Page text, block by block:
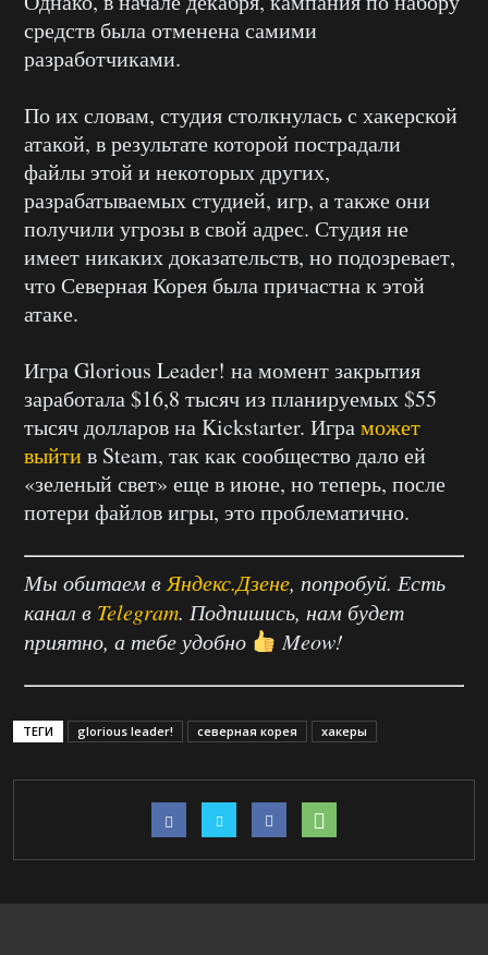
средств была отменена самими
разработчиками.
По их словам, студия столкнулась с хакерской
атакой, в результате которой пострадали
файлы этой и некоторых других,
разрабатываемых студией, игр, а также они
получили угрозы в свой адрес. Студия не
имеет никаких доказательств, но подозревает,
что Северная Корея была причастна к этой
атаке.
Игра Glorious Leader! на момент закрытия
заработала $16,8 тысяч из планируемых $55
тысяч долларов на Kickstarter. Играможет
выйтив Steam, так как сообщество дало ей
«зеленый свет» еще в июне, но теперь, после
потери файлов игры, это проблематично.
Мы обитаем в Яндекс.Дзене, попробуй. Есть
канал в Telegram. Подпишись, нам будет
приятно, а тебе удобно
Meow!
ТЕГИ glorious leader! северная корея хакеры